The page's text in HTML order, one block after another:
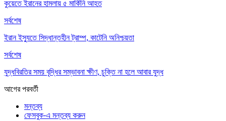
কুয়েতে ইরানের হামলায় ৫ মার্কিনি আহত
সর্বশেষ
ইরান ইস্যুতে সিদ্ধান্তহীন ট্রাম্প, কাটেনি অনিশ্চয়তা
সর্বশেষ
যুদ্ধবিরতির সময় বৃদ্ধির সম্ভাবনা ক্ষীণ, চুক্তি না হলে আবার যুদ্ধ
আগেরপরবর্তী
মন্তব্য
ফেসবুক-এ মন্তব্য করুন